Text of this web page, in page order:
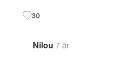
30
Nilou 7 år